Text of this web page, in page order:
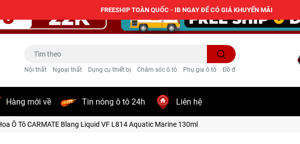
Nội thất Ngoại thất Dụng cụ thiết bị Chăm sóc ô tô Phụ gia ô tô Đồ điện ô tô
Hàng mới về Tin nóng ô tô 24h Liên hệ
Ô Tô CARMATE Blang Liquid VF L814 Aquatic Marine 130ml
FREESHIP TOÀN QUỐC - IB NGAY ĐỂ CÓ GIÁ KHUYẾN MÃI